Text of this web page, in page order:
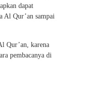
dapat
Al Qur’an sampai
Qur’an, karena
pembacanya di